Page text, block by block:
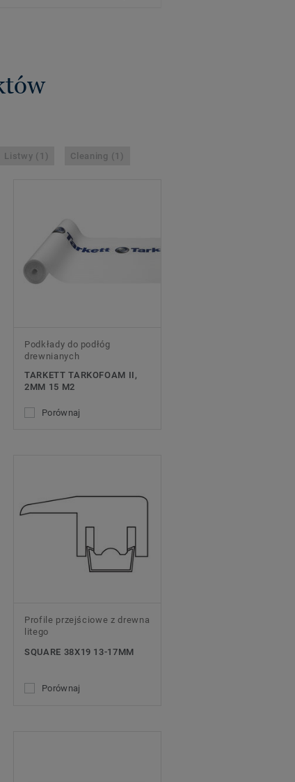
Listwy (1) Cleaning (1)
Podkłady do podłóg
drewnianych
TARKETT TARKOFOAM II,
2MM 15 M2
Porównaj
Profile przejściowe z drewna
litego
SQUARE 38X19 13-17MM
Porównaj